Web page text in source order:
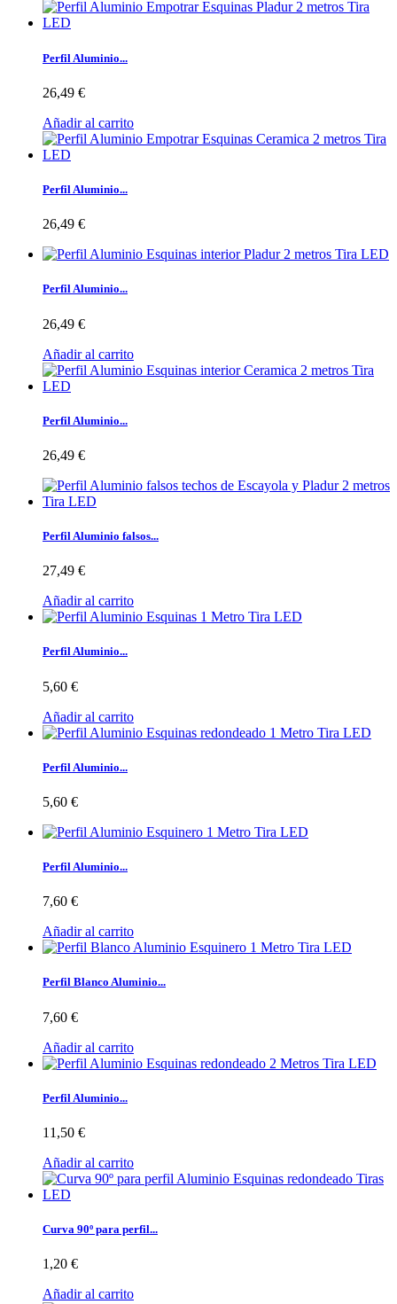
Perfil Aluminio...
26,49 €
Añadir al carrito
Perfil Aluminio...
26,49 €
Perfil Aluminio...
26,49 €
Añadir al carrito
Perfil Aluminio...
26,49 €
Perfil Aluminio falsos...
27,49 €
Añadir al carrito
Perfil Aluminio...
5,60 €
Añadir al carrito
Perfil Aluminio...
5,60 €
Perfil Aluminio...
7,60 €
Añadir al carrito
Perfil Blanco Aluminio...
7,60 €
Añadir al carrito
Perfil Aluminio...
11,50 €
Añadir al carrito
Curva 90º para perfil...
1,20 €
Añadir al carrito